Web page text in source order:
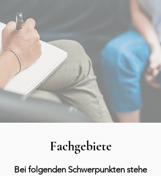
Fachgebiete
Bei folgenden Schwerpunkten stehe